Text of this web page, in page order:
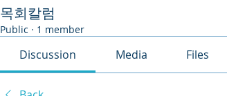
목회칼럼
Public · 1 member
Discussion Media Files